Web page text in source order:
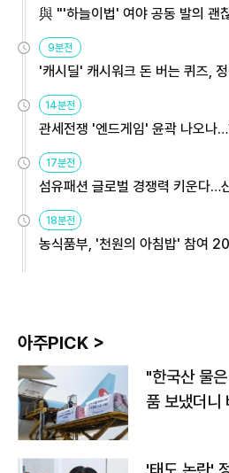
與 "'하늘이법' 여야 공동 발의 괜
9분전
'캐시딜' 캐시워크 돈 버는 퀴즈,
14분전
관세전쟁 '엔드게임' 윤곽 나오나
용해야
17분전
섬유패션 글로벌 경쟁력 키운다…
원
18분전
농식품부, '천원의 아침밥' 참여
아주PICK >
"한국산 물
품 보냈더니